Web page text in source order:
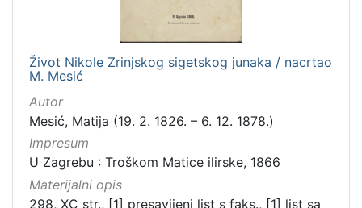
Život Nikole Zrinjskog sigetskog junaka / nacrtao
M. Mesić
Autor
Mesić, Matija (19. 2. 1826. – 6. 12. 1878.)
Impresum
U Zagrebu : Troškom Matice ilirske, 1866
Materijalni opis
298, XC str., [1] presavijeni list s faks., [1] list sa